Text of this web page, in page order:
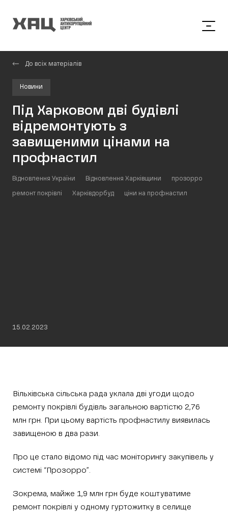
До всіх матеріалів
Новини
Під Харковом дві будівлі
відремонтують з
завищеними цінами на
профнастил
Відновлення України Відновлення Харківщини прозорро
ремонт покрівлі Харківдорбуд ціни на профнастил
15.02.2023
Вільхівська сільська рада уклала дві угоди щодо
ремонту покрівлі будівль загальною вартістю 2,76
млн грн. При цьому вартість профнастилу виявилась
завищеною в два рази.
Про це стало відомо під час моніторингу закупівель у
системі “Прозорро”.
Зокрема, майже 1,9 млн грн буде коштуватиме
ремонт покрівлі у одному гуртожитку в селище